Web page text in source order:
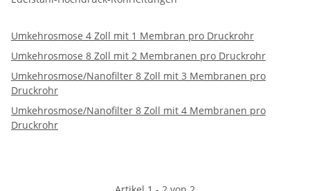
Umkehrosmose 4 Zoll mit 1 Membran pro Druckrohr
Umkehrosmose 8 Zoll mit 2 Membranen pro Druckrohr
Umkehrosmose/Nanofilter 8 Zoll mit 3 Membranen pro
Druckrohr
Umkehrosmose/Nanofilter 8 Zoll mit 4 Membranen pro
Druckrohr